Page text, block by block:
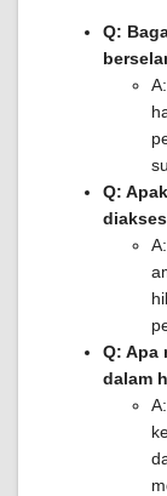
Q:
Q:
Q: Apa
dalam